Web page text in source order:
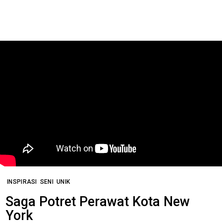
INSPIRASI SENI UNIK
Saga Potret Perawat Kota New
York